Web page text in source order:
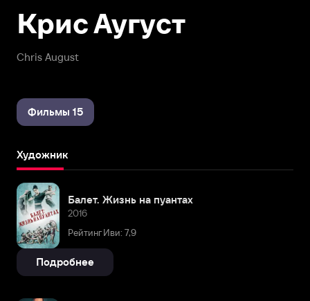
Chris August
Крис Аугуст
Фильмы 15
Художник
Балет. Жизнь на пуантах
2016
Рейтинг Иви: 7,9
Подробнее